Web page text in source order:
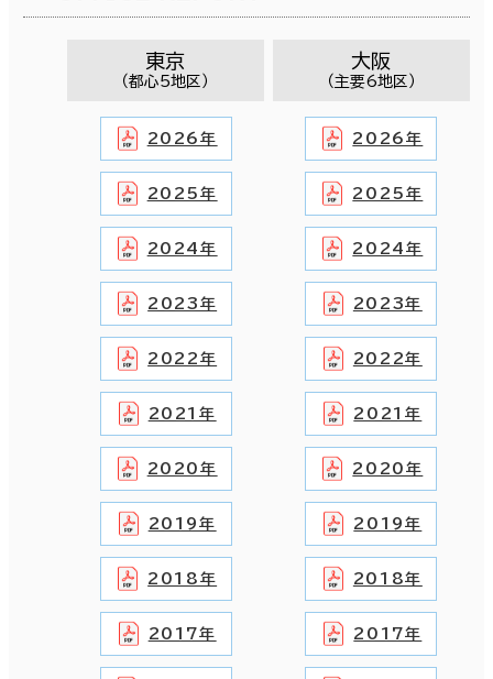
東京
（都心5地区）
2026年
2025年
2024年
2023年
2022年
2021年
2020年
2019年
2018年
2017年
大阪
（主要6地区）
2026年
2025年
2024年
2023年
2022年
2021年
2020年
2019年
2018年
2017年